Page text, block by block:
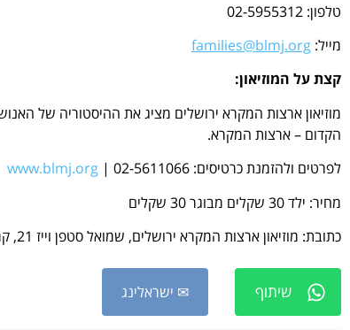
טלפון: 02-5955312
מייל: families@blmj.org
קצת על המוזיאון:
מוזיאון ארצות המקרא ירושלים מציג את ההיסטוריה של
הקדום – ארצות המקרא.
לפרטים ולהזמנת כרטיסים:
www.blmj.org | 02-5611066
מחיר: ילד 30 שקלים מבוגר 30 שקלים
כתובת: מוזיאון ארצות המקרא ירושלים, שמואל סטפן וייז 21, קריית המוזיאונים, ירושלים
שיתוף ✉ ישראלינג